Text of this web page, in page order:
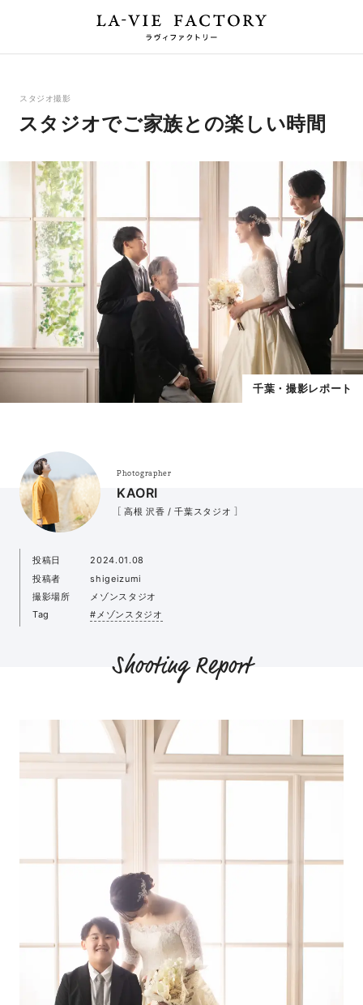
スタジオ撮影
スタジオでご家族との楽しい時間
千葉・撮影レポート
Photographer
KAORI
［ 高根 沢香 / 千葉スタジオ ］
投稿日
2024.01.08
投稿者
shigeizumi
撮影場所
メゾンスタジオ
Tag
#メゾンスタジオ
Shooting Report